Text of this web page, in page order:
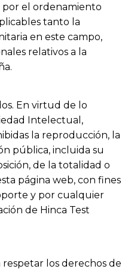
el ordenamiento
tanto la
en este campo,
relativos a la
En virtud de lo
Intelectual,
la reproducción, la
pública, incluida su
de la totalidad o
página web, con fines
y por cualquier
de Hinca Test
los derechos de